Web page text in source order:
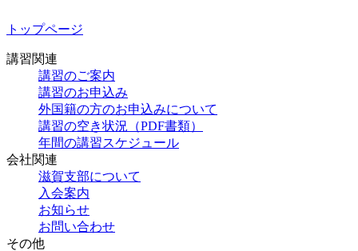
トップページ
講習関連
講習のご案内
講習のお申込み
外国籍の方のお申込みについて
講習の空き状況（PDF書類）
年間の講習スケジュール
会社関連
滋賀支部について
入会案内
お知らせ
お問い合わせ
その他